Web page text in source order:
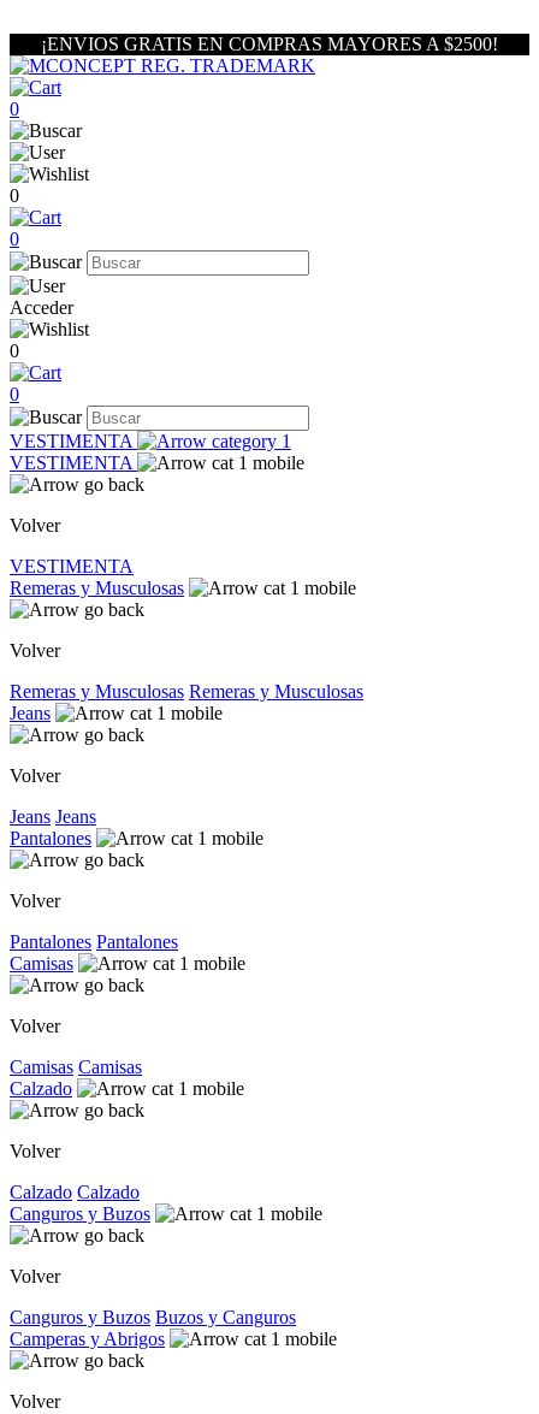
¡ENVIOS GRATIS EN COMPRAS MAYORES A $2500!
0
0
0
Acceder
0
0
VESTIMENTA
VESTIMENTA
Volver
VESTIMENTA
Remeras y Musculosas
Volver
Remeras y Musculosas Remeras y Musculosas
Jeans
Volver
Jeans Jeans
Pantalones
Volver
Pantalones Pantalones
Camisas
Volver
Camisas Camisas
Calzado
Volver
Calzado Calzado
Canguros y Buzos
Volver
Canguros y Buzos Buzos y Canguros
Camperas y Abrigos
Volver